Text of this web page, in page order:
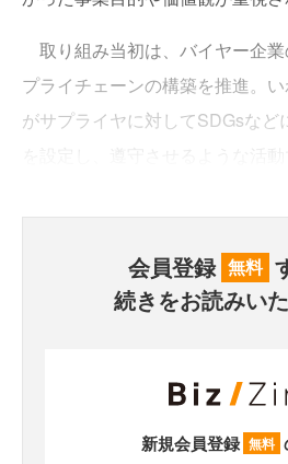
取り組み当初は、バイヤー企
プライチェーンの構築を推進。
がサプライヤに対してSDGsなど
会員登録 無料
続きをお読みい
新規会員登録 無料